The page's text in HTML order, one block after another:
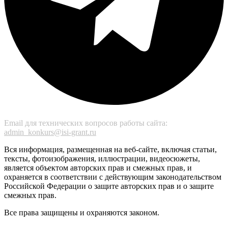
Email для технических вопросов работы сайта:
admin_konkurs@isi-grant.ru
Вся информация, размещенная на веб-сайте, включая статьи,
тексты, фотоизображения, иллюстрации, видеосюжеты,
является объектом авторских прав и смежных прав, и
охраняется в соответствии с действующим законодательством
Российской Федерации о защите авторских прав и о защите
смежных прав.
Все права защищены и охраняются законом.